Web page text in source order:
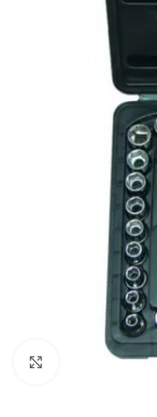
Click to enlarge